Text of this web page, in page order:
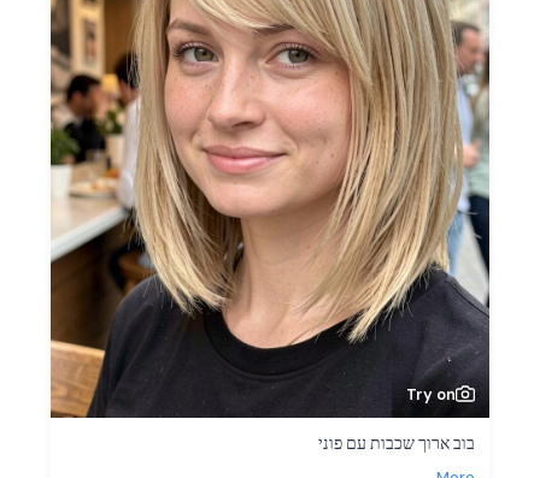
Try on
בוב ארוך שכבות עם פוני